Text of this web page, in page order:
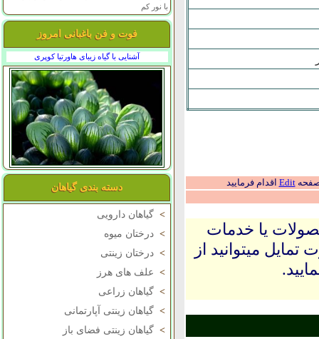
با نور کم
فوت و فن باغبانی امروز
آشنایی با گیاه زیبای هاورتیا کوپری
دسته بندی گیاهان
> گیاهان دارویی
> درختان میوه
> درختان زینتی
> علف های هرز
> گیاهان زراعی
> گیاهان زینتی آپارتمانی
> گیاهان زینتی فضای باز
صفحهEdit اقدام فرمایید
یا خدمات
میتوانید از